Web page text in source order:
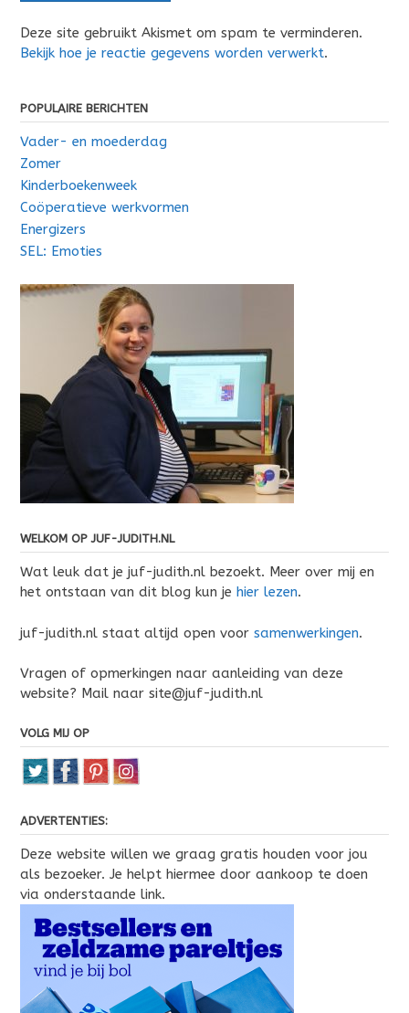
Deze site gebruikt Akismet om spam te verminderen.
Bekijk hoe je reactie gegevens worden verwerkt.
POPULAIRE BERICHTEN
Vader- en moederdag
Zomer
Kinderboekenweek
Coöperatieve werkvormen
Energizers
SEL: Emoties
WELKOM OP JUF-JUDITH.NL
Wat leuk dat je juf-judith.nl bezoekt. Meer over mij en
het ontstaan van dit blog kun je hier lezen.
juf-judith.nl staat altijd open voor samenwerkingen.
Vragen of opmerkingen naar aanleiding van deze
website? Mail naar site@juf-judith.nl
VOLG MIJ OP
ADVERTENTIES:
Deze website willen we graag gratis houden voor jou
als bezoeker. Je helpt hiermee door aankoop te doen
via onderstaande link.